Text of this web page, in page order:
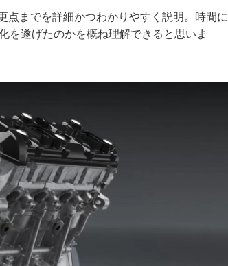
点までを詳細かつわかりやすく説明。時間に
を遂げたのかを概ね理解できると思いま